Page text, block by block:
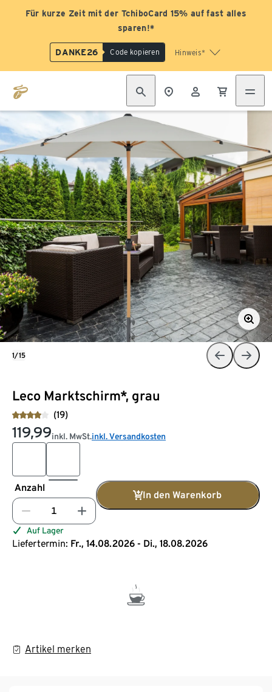
Für kurze Zeit mit der TchiboCard 15% auf fast alles
sparen!*
DANKE26 Code kopieren Hinweis*
Leco Marktschirm*, grau
(19)
119,99inkl. MwSt.inkl. Versandkosten
Anzahl
In den Warenkorb
Auf Lager
Liefertermin: Fr., 14.08.2026 - Di., 18.08.2026
Artikel merken
1/15